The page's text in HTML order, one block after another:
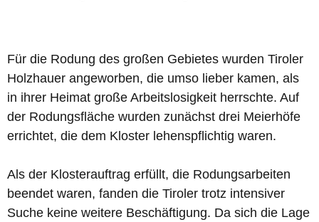
Für die Rodung des großen Gebietes wurden Tiroler
Holzhauer angeworben, die umso lieber kamen, als
in ihrer Heimat große Arbeitslosigkeit herrschte. Auf
der Rodungsfläche wurden zunächst drei Meierhöfe
errichtet, die dem Kloster lehenspflichtig waren.
Als der Klosterauftrag erfüllt, die Rodungsarbeiten
beendet waren, fanden die Tiroler trotz intensiver
Suche keine weitere Beschäftigung. Da sich die Lage